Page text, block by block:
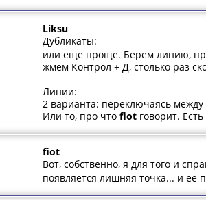
Liksu
Дубликаты:
или еще проще. Берем линию,
жмем Контрол + Д, столько раз
Линии:
2 варианта: переключаясь
Или то, про что fiot говорит.
fiot
Вот, собственно, я для того и
появляется лишняя точка... и ее